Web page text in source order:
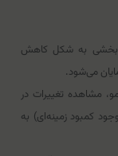
به شکل کاهش
می‌شود.
مشاهده تغییرات در
کمبود زمینه‌ای) به